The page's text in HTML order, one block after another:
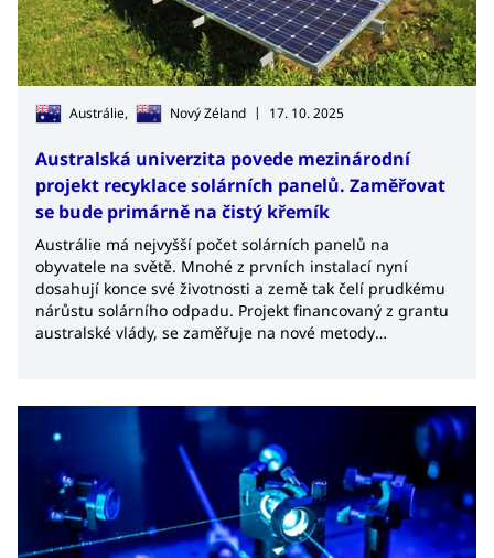
Austrálie, Nový Zéland | 17. 10. 2025
Australská univerzita povede mezinárodní
projekt recyklace solárních panelů. Zaměřovat
se bude primárně na čistý křemík
Austrálie má nejvyšší počet solárních panelů na
obyvatele na světě. Mnohé z prvních instalací nyní
dosahují konce své životnosti a země tak čelí prudkému
nárůstu solárního odpadu. Projekt financovaný z grantu
australské vlády, se zaměřuje na nové metody